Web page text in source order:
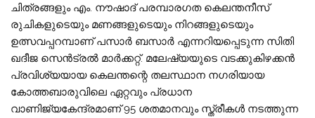
ചിത്രങ്ങളും എം. നൗഷാദ് പരമ്പാരഗത കെലന്തനീസ്
രുചികളുടെയും മണങ്ങളുടെയും നിറങ്ങളുടെയും
ഉത്സവപ്പറമ്പാണ് പസാര്‍ ബസാര്‍ എന്നറിയപ്പെടുന്ന സിതി
ഖദീജ സെന്‍ട്രല്‍ മാര്‍ക്കറ്റ്. മലേഷ്യയുടെ വടക്കുകിഴക്കന്‍
പ്രവിശ്യയായ കെലന്തന്റെ തലസ്ഥാന നഗരിയായ
കോത്തബാരുവിലെ ഏറ്റവും പ്രധാന
വാണിജ്യകേന്ദ്രമാണ് 95 ശതമാനവും സ്ത്രീകള്‍ നടത്തുന്ന